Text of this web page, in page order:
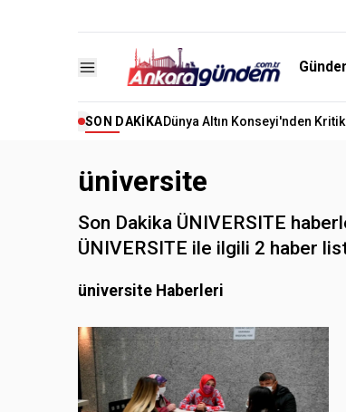
SON DAKIKADünya Altın Konseyi'nden
üniversite
Son Dakika ÜNIVERSITE
ÜNIVERSITE ile ilgili 2 haber
üniversite Haberleri